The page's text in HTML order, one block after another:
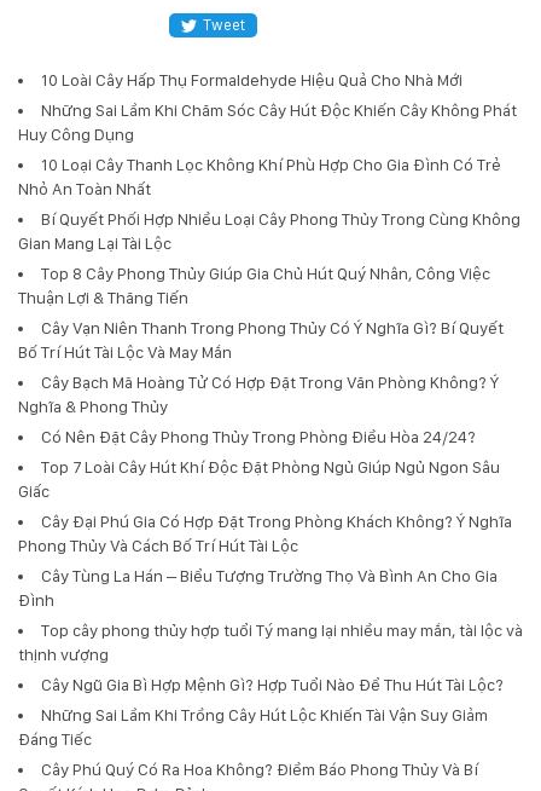
Tweet
10 Loài Cây Hấp Thụ Formaldehyde Hiệu Quả Cho Nhà Mới
Những Sai Lầm Khi Chăm Sóc Cây Hút Độc Khiến Cây Không Phát
Huy Công Dụng
10 Loại Cây Thanh Lọc Không Khí Phù Hợp Cho Gia Đình Có Trẻ
Nhỏ An Toàn Nhất
Bí Quyết Phối Hợp Nhiều Loại Cây Phong Thủy Trong Cùng Không
Gian Mang Lại Tài Lộc
Top 8 Cây Phong Thủy Giúp Gia Chủ Hút Quý Nhân, Công Việc
Thuận Lợi & Thăng Tiến
Cây Vạn Niên Thanh Trong Phong Thủy Có Ý Nghĩa Gì? Bí Quyết
Bố Trí Hút Tài Lộc Và May Mắn
Cây Bạch Mã Hoàng Tử Có Hợp Đặt Trong Văn Phòng Không? Ý
Nghĩa & Phong Thủy
Có Nên Đặt Cây Phong Thủy Trong Phòng Điều Hòa 24/24?
Top 7 Loài Cây Hút Khí Độc Đặt Phòng Ngủ Giúp Ngủ Ngon Sâu
Giấc
Cây Đại Phú Gia Có Hợp Đặt Trong Phòng Khách Không? Ý Nghĩa
Phong Thủy Và Cách Bố Trí Hút Tài Lộc
Cây Tùng La Hán – Biểu Tượng Trường Thọ Và Bình An Cho Gia
Đình
Top cây phong thủy hợp tuổi Tý mang lại nhiều may mắn, tài lộc và
thịnh vượng
Cây Ngũ Gia Bì Hợp Mệnh Gì? Hợp Tuổi Nào Để Thu Hút Tài Lộc?
Những Sai Lầm Khi Trồng Cây Hút Lộc Khiến Tài Vận Suy Giảm
Đáng Tiếc
Cây Phú Quý Có Ra Hoa Không? Điềm Báo Phong Thủy Và Bí